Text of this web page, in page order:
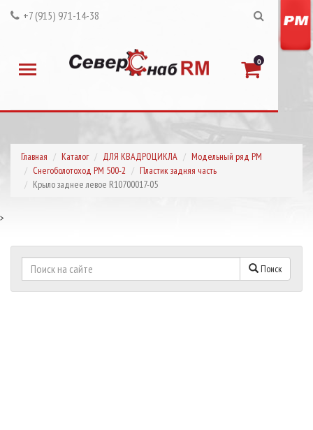
+7 (915) 971-14-38
0
Главная Каталог ДЛЯ КВАДРОЦИКЛА
Модельный ряд РМ
Снегоболотоход РМ 500-2
Пластик задняя часть
Крыло заднее левое R10700017-05
>
Поиск